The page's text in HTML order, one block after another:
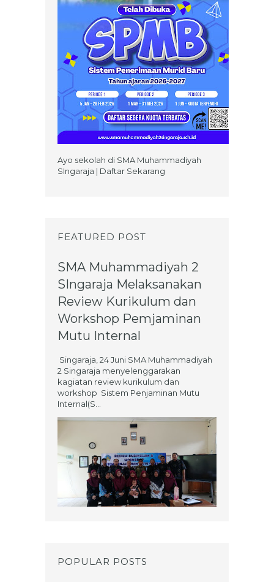
Ayo sekolah di SMA Muhammadiyah
SIngaraja | Daftar Sekarang
FEATURED POST
SMA Muhammadiyah 2
SIngaraja Melaksanakan
Review Kurikulum dan
Workshop Pemjaminan
Mutu Internal
Singaraja, 24 Juni SMA Muhammadiyah
2 Singaraja menyelenggarakan
kagiatan review kurikulum dan
workshop Sistem Penjaminan Mutu
Internal(S...
POPULAR POSTS